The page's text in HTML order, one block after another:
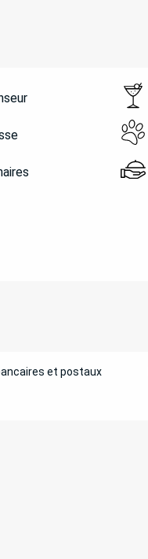
et postaux